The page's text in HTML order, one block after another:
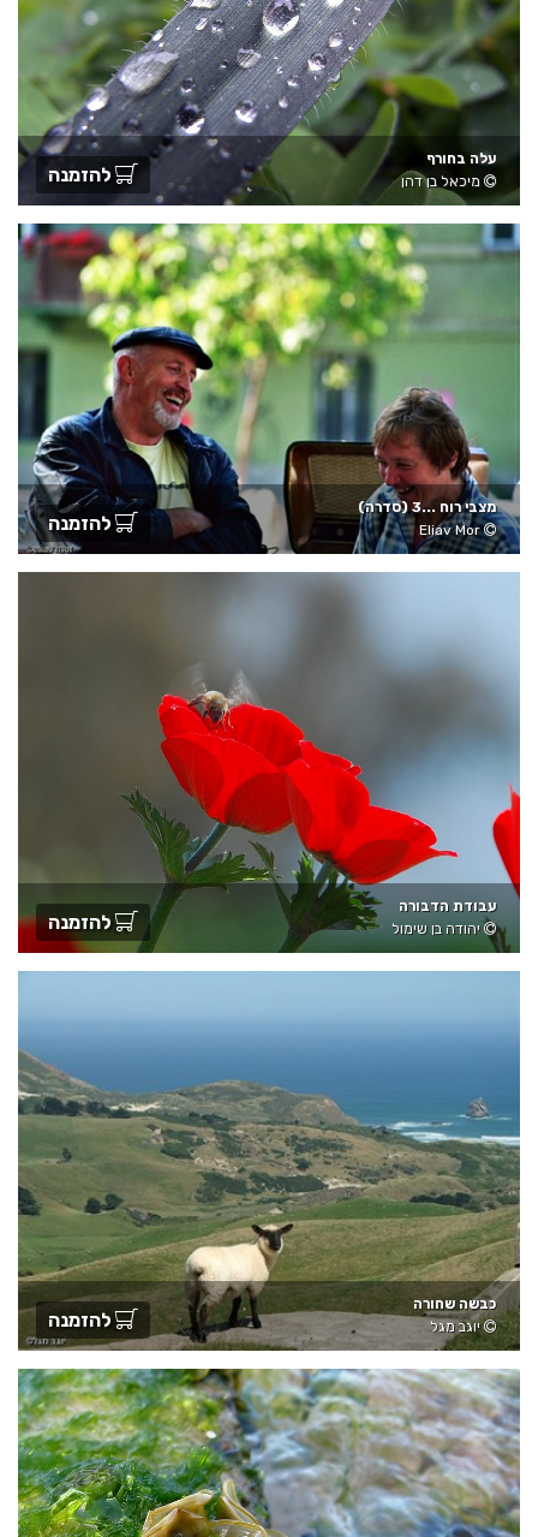
עלה בחורף
מיכאל בן דהן
להזמנה
מצבי רוח ...3 (סדרה)
Eliav Mor
להזמנה
עבודת הדבורה
יהודה בן שימול
להזמנה
כבשה שחורה
יוגב מגל
להזמנה